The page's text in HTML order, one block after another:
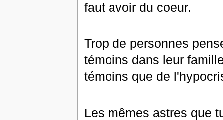
faut avoir du coeur.
Trop de personnes
témoins dans leur
témoins que de
Les mêmes astres que